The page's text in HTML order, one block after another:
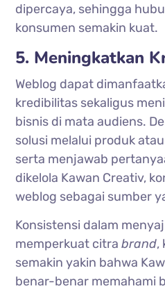
dipercaya, sehingga
konsumen semakin kuat.
5. Meningkatkan
Weblog dapat
kredibilitas sekaligus
bisnis di mata audiens.
solusi melalui produk
serta menjawab
dikelola Kawan Creativ,
weblog sebagai sumber
Konsistensi dalam
memperkuat citrabrand,
semakin yakin bahwa
benar-benar memahami